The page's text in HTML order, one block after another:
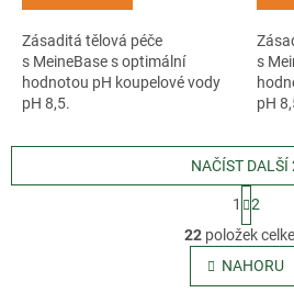
Zásaditá tělová péče
s MeineBase s optimální
hodnotou pH koupelové vody
pH 8,5.
s
pH
O
v
l
á
NAČÍST DALŠÍ
S
t
r
á
n
k
1
2
22položek
NAHORU